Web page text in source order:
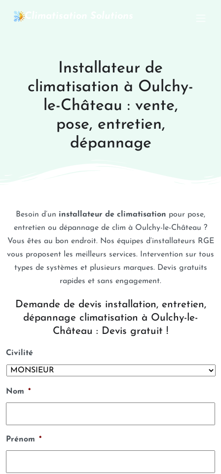
Installateur de
climatisation à Oulchy-
le-Château : vente,
pose, entretien,
dépannage
Besoin d’un installateur de climatisation pour pose,
entretien ou dépannage de clim à Oulchy-le-Château ?
Vous êtes au bon endroit. Nos équipes d’installateurs RGE
vous proposent les meilleurs services. Intervention sur tous
types de systèmes et plusieurs marques. Devis gratuits
rapides et sans engagement.
Demande de devis installation, entretien,
dépannage climatisation à Oulchy-le-
Château : Devis gratuit !
Civilité
Nom *
Prénom *